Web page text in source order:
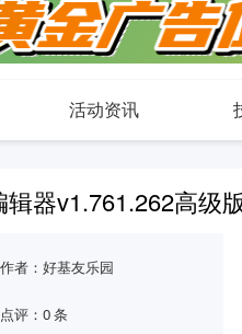
活动资讯
器v1.761.262高级
作者：好基友乐园
点评：0 条